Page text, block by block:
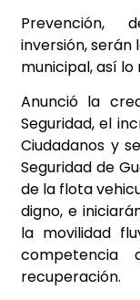
Prevención,
inversión, serán
municipal, así
Anunció la
Seguridad, el
Ciudadanos y
Seguridad de
de la flota
digno, e
la movilidad
competencia
recuperación.